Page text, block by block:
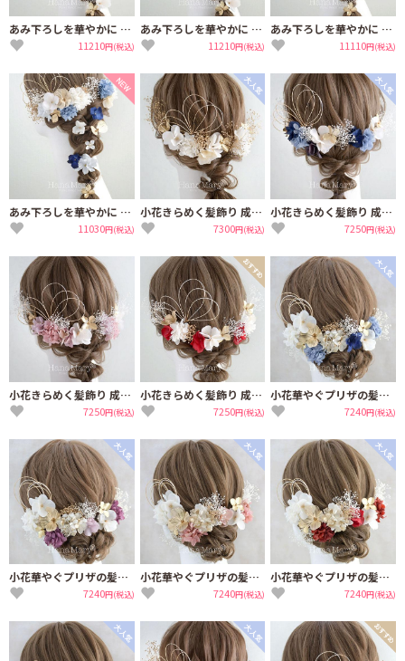
あみ下ろしを華やかに プリザの髪飾り成人式 卒業式 結婚式【お祝い紅白】
11210円(税込)
あみ下ろしを華やかに プリザの髪飾り成人式 卒業式 結婚式【白】
11210円(税込)
あみ下ろしを華やかに プリザの髪飾り成人式 卒業式 結婚式【ライムピンク】
11110円(税込)
あみ下ろしを華やかに プリザの髪飾り成人式 卒業式 結婚式【青】
11030円(税込)
小花きらめく髪飾り 成人式 卒業式 結婚式【白 ゴールド】振袖 袴 髪飾り
7300円(税込)
小花きらめく髪飾り 成人式 卒業式 結婚式【清楚なブルー】振袖 袴 髪飾り 青
7250円(税込)
小花きらめく髪飾り 成人式 卒業式 結婚式【ピンクパープル】ドライフラワー
7250円(税込)
小花きらめく髪飾り 成人式 卒業式 結婚式【門出に赤 白】振袖 袴 髪飾り
7250円(税込)
小花華やぐプリザの髪飾り 成人式 卒業式 結婚式【青】振袖 袴 着物 水引き
7240円(税込)
小花華やぐプリザの髪飾り 成人式 卒業式 結婚式【紫】振袖 袴 着物 水引き
7240円(税込)
小花華やぐプリザの髪飾り 成人式 卒業式 結婚式【ライムピンク】振袖 袴 着物 水引き
7240円(税込)
小花華やぐプリザの髪飾り 成人式 卒業式 結婚式【お祝い紅白】振袖 袴 着物 水引き
7240円(税込)